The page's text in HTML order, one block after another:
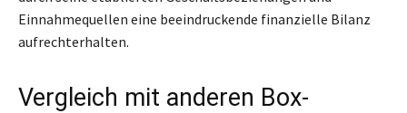
Einnahmequellen eine beeindruckende finanzielle Bilanz
aufrechterhalten.
Vergleich mit anderen Box-